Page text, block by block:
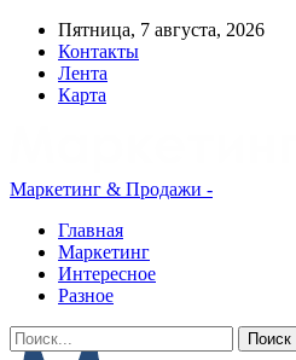
Пятница, 7 августа, 2026
Контакты
Лента
Карта
Маркетинг & Продажи -
Главная
Маркетинг
Интересное
Разное